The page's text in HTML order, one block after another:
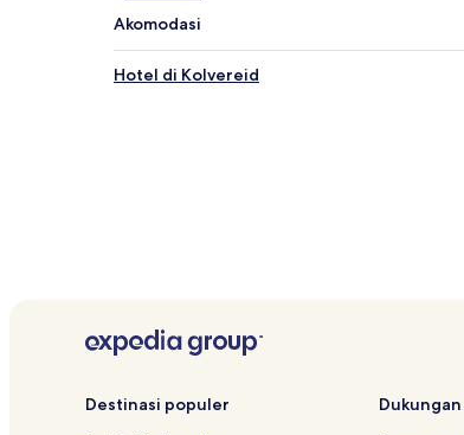
Akomodasi
Hotel di Kolvereid
Destinasi populer